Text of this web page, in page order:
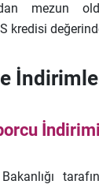
mezun
kredisi
İndirimi